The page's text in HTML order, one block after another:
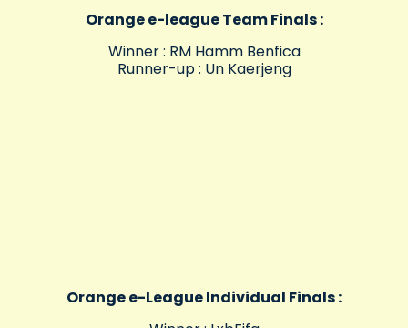
Orange e-league Team Finals :
Winner : RM Hamm Benfica
Runner-up : Un Kaerjeng
Orange e-League Individual Finals :